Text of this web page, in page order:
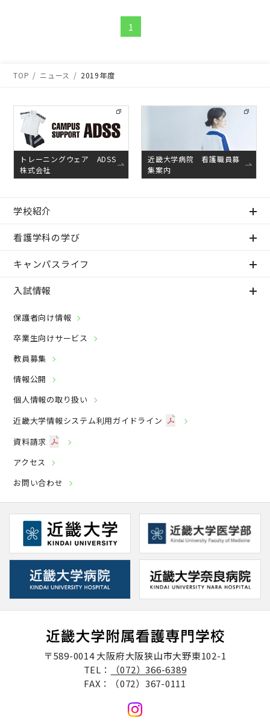
1
TOP ニュース 2019年度
トレーニングウェア ADSS
株式会社
近畿大学病院 看護職員募
集案内
学校紹介
看護学科の学び
キャンパスライフ
入試情報
保護者向け情報
卒業生向けサービス
教員募集
情報公開
個人情報の取り扱い
近畿大学情報システム利用ガイドライン
資料請求
アクセス
お問い合わせ
〒589-0014 大阪府大阪狭山市大野東102-1
TEL：
（072）366-6389
FAX：（072）367-0111